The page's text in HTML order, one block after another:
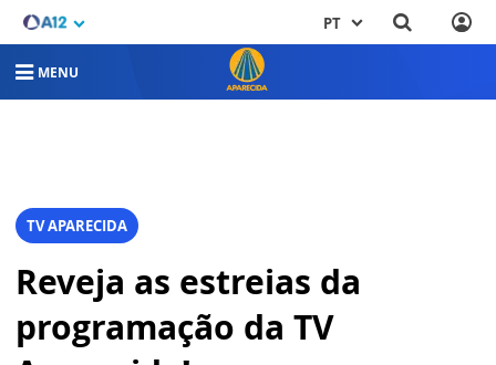
PT
MENU
TV APARECIDA
Reveja as estreias da
programação da TV